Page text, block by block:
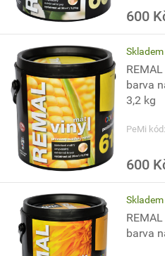
600
Skladem
barva
3,2 kg
PeMi
600
Skladem
barva